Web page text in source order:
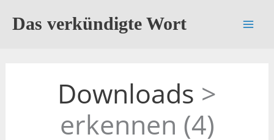
InhaltDas verkündigte Wort
Downloads >
erkennen (4)